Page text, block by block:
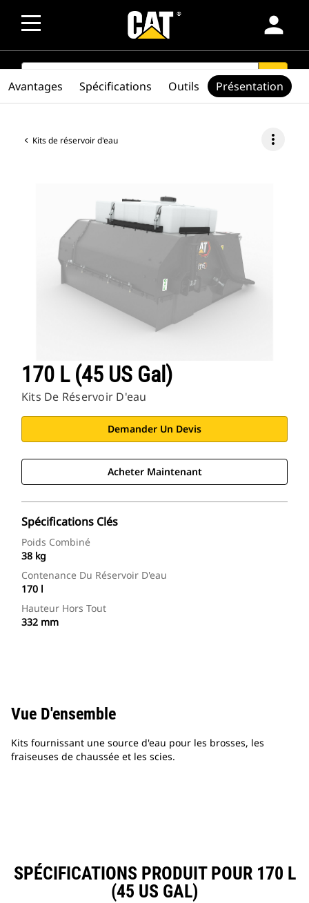
person
SEARCH search
Kits de réservoir d'eau more_vert
170 L (45 US Gal)
Kits De Réservoir D'eau
Demander Un Devis
Acheter Maintenant
Spécifications Clés
Poids Combiné
38 kg
Contenance Du Réservoir D'eau
170 l
Hauteur Hors Tout
332 mm
Avantages Spécifications Outils Présentation
Vue D'ensemble
Kits fournissant une source d'eau pour les brosses, les
fraiseuses de chaussée et les scies.
SPÉCIFICATIONS PRODUIT POUR 170 L
(45 US GAL)